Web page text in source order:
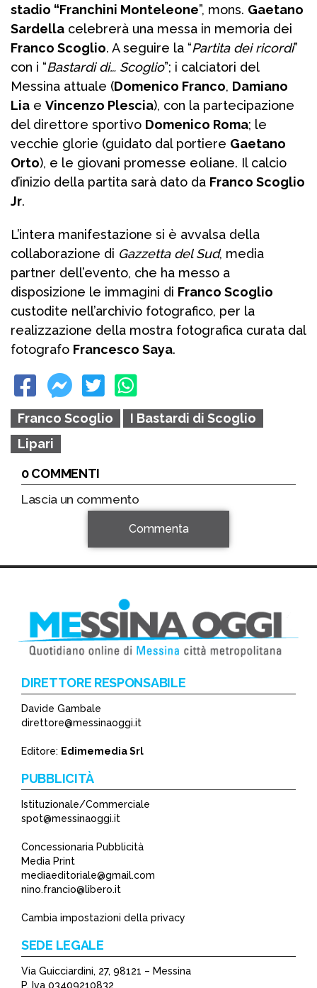
stadio “Franchini Monteleone”, mons. Gaetano
Sardella celebrerà una messa in memoria dei
Franco Scoglio. A seguire la “Partita dei ricordi”
con i “Bastardi di… Scoglio”; i calciatori del
Messina attuale (Domenico Franco, Damiano
Lia e Vincenzo Plescia), con la partecipazione
del direttore sportivo Domenico Roma; le
vecchie glorie (guidato dal portiere Gaetano
Orto), e le giovani promesse eoliane. Il calcio
d’inizio della partita sarà dato da Franco Scoglio
Jr.
L’intera manifestazione si è avvalsa della
collaborazione di Gazzetta del Sud, media
partner dell’evento, che ha messo a
disposizione le immagini di Franco Scoglio
custodite nell’archivio fotografico, per la
realizzazione della mostra fotografica curata dal
fotografo Francesco Saya.
Franco Scoglio
I Bastardi di Scoglio
Lipari
0 COMMENTI
Lascia un commento
*
Commenta
DIRETTORE RESPONSABILE
Davide Gambale
direttore@messinaoggi.it
Editore: Edimemedia Srl
PUBBLICITÀ
Istituzionale/Commerciale
spot@messinaoggi.it
Concessionaria Pubblicità
Media Print
mediaeditoriale@gmail.com
nino.francio@libero.it
Cambia impostazioni della privacy
SEDE LEGALE
Via Guicciardini, 27, 98121 – Messina
P. Iva 03409210832